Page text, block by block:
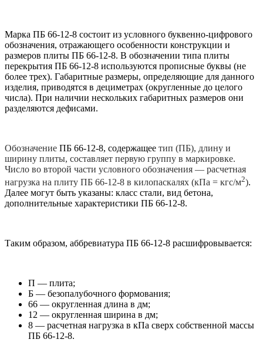
Марка ПБ 66-12-8 состоит из условного буквенно-цифрового
обозначения, отражающего особенности конструкции и
размеров плиты ПБ 66-12-8. В обозначении типа плиты
перекрытия ПБ 66-12-8 используются прописные буквы (не
более трех). Габаритные размеры, определяющие для данного
изделия, приводятся в дециметрах (округленные до целого
числа). При наличии нескольких габаритных размеров они
разделяются дефисами.
Обозначение ПБ 66-12-8, содержащее тип (ПБ), длину и
ширину плиты, составляет первую группу в маркировке.
Число во второй части условного обозначения — расчетная
нагрузка на плиту ПБ 66-12-8 в килопаскалях (кПа = кгс/м2).
Далее могут быть указаны: класс стали, вид бетона,
дополнительные характеристики ПБ 66-12-8.
Таким образом, аббревиатура ПБ 66-12-8 расшифровывается:
П — плита;
Б — безопалубочного формования;
66 — округленная длина в дм;
12 — округленная ширина в дм;
8 — расчетная нагрузка в кПа сверх собственной массы
ПБ 66-12-8.